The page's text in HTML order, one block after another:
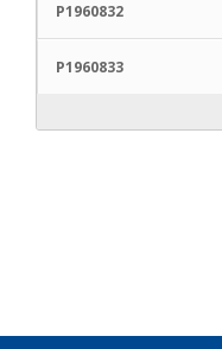
P1960832
P1960833